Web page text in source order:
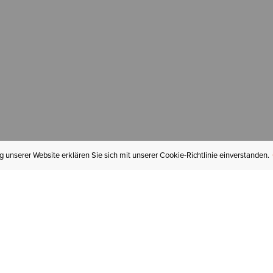
unserer Website erklären Sie sich mit unserer Cookie-Richtlinie einverstanden.